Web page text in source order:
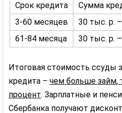
Срок кредита Сумма
3-60 месяцев
30 тыс. р.
61-84 месяца
30 тыс. р.
Итоговая стоимость ссуды
кредита – чем больше займ,
процент. Зарплатныеи
Сбербанка получают